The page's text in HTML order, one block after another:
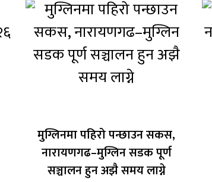
मुग्लिनमा पहिरो पन्छाउन सकस,
नारायणगढ–मुग्लिन सडक पूर्ण
सञ्चालन हुन अझै समय लाग्ने